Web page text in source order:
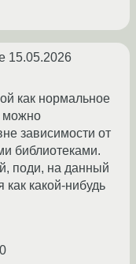
15.05.2026
как нормальное
можно
зависимости от
библиотеками.
поди, на данный
какой-нибудь